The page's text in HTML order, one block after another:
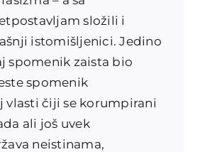
složi li i
istomišljenici. Jedino
spomenik zaista bio
spomenik
vlasti čiji se korumpirani
ali još uvek
neistinama,